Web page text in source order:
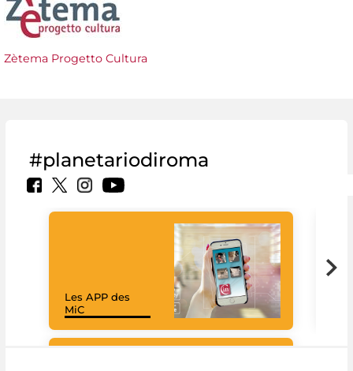
Zètema Progetto Cultura
#planetariodiroma
Les APP des
MiC